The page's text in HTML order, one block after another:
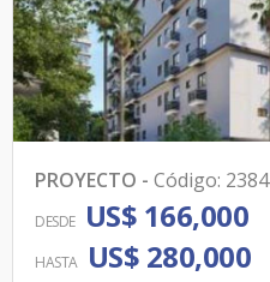
PROYECTO - Código: 2384
DESDE US$ 166,000
HASTA US$ 280,000